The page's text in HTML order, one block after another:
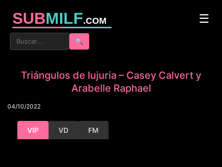
SUBMILF.COM ☰
🔍
Triángulos de lujuria – Casey Calvert y
Arabelle Raphael
04/10/2022
VIP VD FM